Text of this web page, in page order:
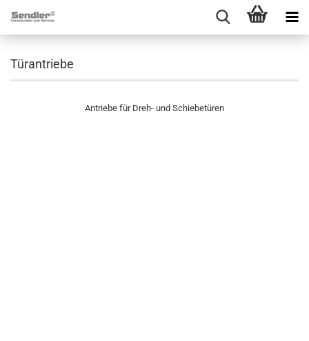
Türantriebe
Antriebe für Dreh- und Schiebetüren